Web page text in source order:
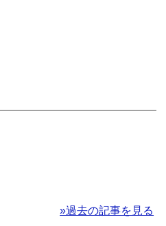
»過去の記事を見る